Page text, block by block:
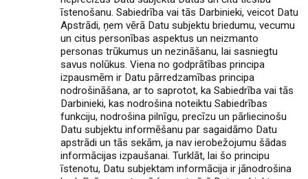
īstenošanu. Sabiedrība vai tās Darbinieki, veicot Datu
Apstrādi, ņem vērā Datu subjektu briedumu, vecumu
un citus personības aspektus un neizmanto
personas trūkumus un nezināšanu, lai sasniegtu
savus nolūkus. Viena no godprātības principa
izpausmēm ir Datu pārredzamības principa
nodrošināšana, ar to saprotot, ka Sabiedrība vai tās
Darbinieki, kas nodrošina noteiktu Sabiedrības
funkciju, nodrošina pilnīgu, precīzu un pārliecinošu
Datu subjektu informēšanu par sagaidāmo Datu
apstrādi un tās sekām, ja nav ierobežojumu šādas
informācijas izpaušanai. Turklāt, lai šo principu
īstenotu, Datu subjektam informācija ir jānodrošina